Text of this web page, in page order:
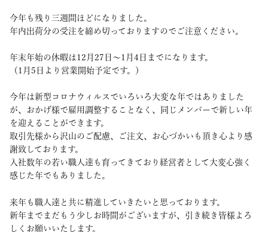
今年も残り三週間ほどになりました。
年内出荷分の受注を締め切っておりますのでご注意ください。
年末年始の休暇は12月27日～1月4日までになります。
（1月5日より営業開始予定です。）
今年は新型コロナウィルスでいろいろ大変な年ではありました
が、おかげ様で雇用調整することなく、同じメンバーで新しい年
を迎えることができます。
取引先様から沢山のご配慮、ご注文、お心づかいも頂き心より感
謝致しております。
入社数年の若い職人達も育ってきており経営者として大変心強く
感じた年でもありました。
来年も職人達と共に精進していきたいと思っております。
新年までまだもう少しお時間がございますが、引き続き皆様よろ
しくお願いいたします。